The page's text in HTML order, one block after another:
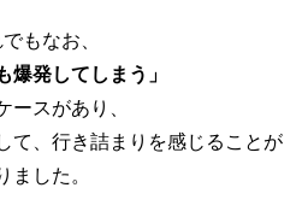
もなお、
爆発してしまう」
ースがあり、
て、行き詰まりを感じることが
ました。